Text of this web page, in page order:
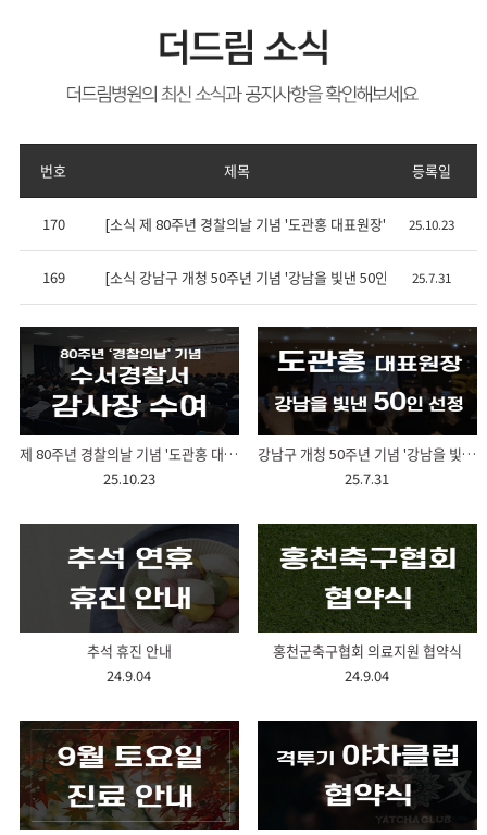
번호 제목 등록일
170 [소식 제 80주년 경찰의날 기념 '도관홍 대표원장' 감사장 수여식
25.10.23
169 [소식 강남구 개청 50주년 기념 '강남을 빛낸 50인 도관홍 대표원
25.7.31
제 80주년 경찰의날 기념 '도관홍 대표원장' 감사장 수여식
25.10.23
강남구 개청 50주년 기념 '강남을 빛낸 50인 도관홍 대표원장' 위촉
25.7.31
추석 휴진 안내
24.9.04
홍천군축구협회 의료지원 협약식
24.9.04